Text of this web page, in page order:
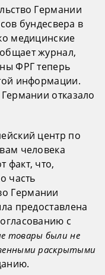
Германии
бундесвера в
медицинские
журнал,
ФРГ теперь
информации.
отказало
центр по
человека
факт, что,
часть
Германии
предоставлена
с
товары были не
раскрытыми